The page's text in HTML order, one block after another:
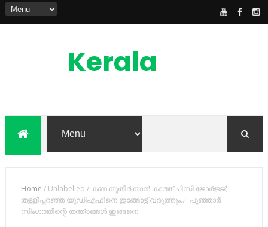
Kerala
Feed
Home /Unlabelled / കണക്കുതീര്‍ക്കാന്‍ കാത്ത് പിസി ജോര്‍ജ്ജ്;
തള്ളിപ്പറഞ്ഞ യുഡിഎഫിനെ ഇങ്ങോട്ട് വരുത്തും..!! പൂഞ്ഞാർ
സിംഗത്തിന്റെ തന്ത്രങ്ങള്‍ ഇങ്ങനെ..